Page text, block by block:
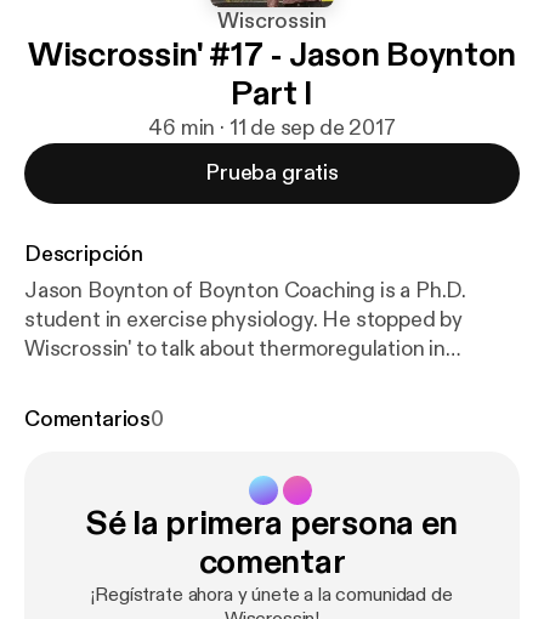
Wiscrossin
Wiscrossin' #17 - Jason Boynton
Part I
46 min · 11 de sep de 2017
Prueba gratis
Descripción
Jason Boynton of Boynton Coaching is a Ph.D.
student in exercise physiology. He stopped by
Wiscrossin' to talk about thermoregulation in
with Jason.
Comentarios0
Sé la primera persona en
comentar
¡Regístrate ahora y únete a la comunidad de